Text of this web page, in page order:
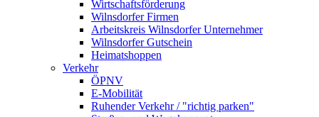
Wirtschaftsförderung
Wilnsdorfer Firmen
Arbeitskreis Wilnsdorfer Unternehmer
Wilnsdorfer Gutschein
Heimatshoppen
Verkehr
ÖPNV
E-Mobilität
Ruhender Verkehr / "richtig parken"